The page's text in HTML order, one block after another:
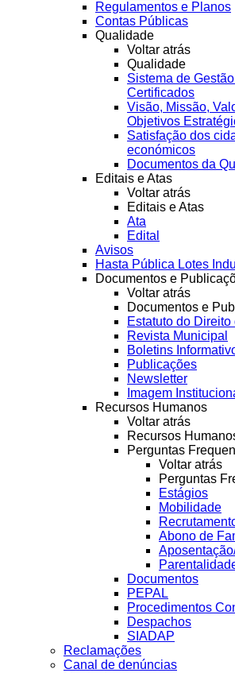
Regulamentos e Planos
Contas Públicas
Qualidade
Voltar atrás
Qualidade
Sistema de
Certificados
Visão, Missão,
Objetivos
Satisfação dos
económicos
Documentos da
Editais e Atas
Voltar atrás
Editais e Atas
Ata
Edital
Avisos
Hasta Pública Lotes
Documentos e
Voltar atrás
Documentos e
Estatuto do
Revista Municipal
Boletins
Publicações
Newsletter
Imagem
Recursos Humanos
Voltar atrás
Recursos
Perguntas
Voltar atrás
Perguntas
Estágios
Mobilidade
Abono de
Documentos
PEPAL
Procedimentos
Despachos
SIADAP
Reclamações
Canal de denúncias